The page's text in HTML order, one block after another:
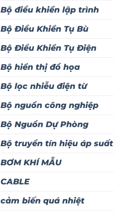
Bộ điều khiển lập trình
Bộ Điều Khiển Tụ Bù
Bộ Điều Khiển Tụ Điện
Bộ hiển thị đồ họa
Bộ lọc nhiễu điện từ
Bộ nguồn công nghiệp
Bộ Nguồn Dự Phòng
Bộ truyền tín hiệu áp suất
BƠM KHÍ MẪU
CABLE
cảm biến quá nhiệt